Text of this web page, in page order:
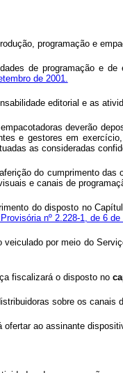
programação e
de programação e
de 2001.
editorial e as
deverão
e gestores em
as consideradas
do cumprimento
e canais de
do disposto no
nº 2.228-1, de 6 de
veiculado por meio do
fiscalizará o disposto no
sobre os
ofertar ao assinante